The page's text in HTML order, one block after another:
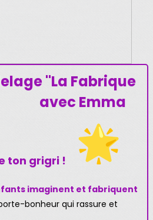
"La Fabrique
avec Emma
ton grigri !
imaginent et fabriquent
bonheur qui rassure et